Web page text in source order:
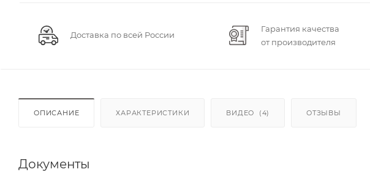
Доставка по всей России
Гарантия качества
от производителя
ОПИСАНИЕ ХАРАКТЕРИСТИКИ ВИДЕО (4) ОТЗЫВЫ
Документы